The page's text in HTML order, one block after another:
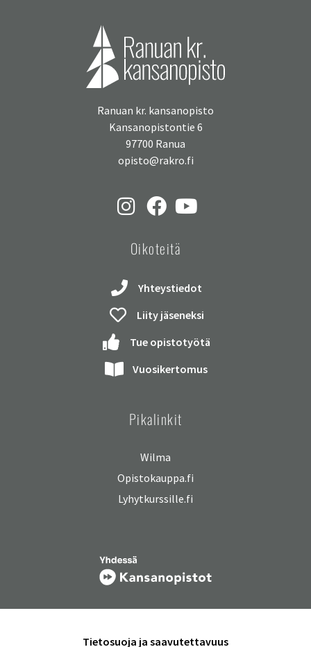
Ranuan kr. kansanopisto
Kansanopistontie 6
97700 Ranua
opisto@rakro.fi
Oikoteitä
Yhteystiedot
Liity jäseneksi
Tue opistotyötä
Vuosikertomus
Pikalinkit
Wilma
Opistokauppa.fi
Lyhytkurssille.fi
Tietosuoja ja saavutettavuus